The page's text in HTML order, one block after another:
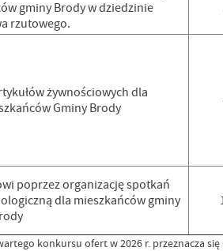
gminy Brody w dziedzinie
rzutowego.
żywnościowych dla
Gminy Brody
poprzez organizację spotkań
dla mieszkańców gminy
konkursu ofert w 2026 r. przeznacza